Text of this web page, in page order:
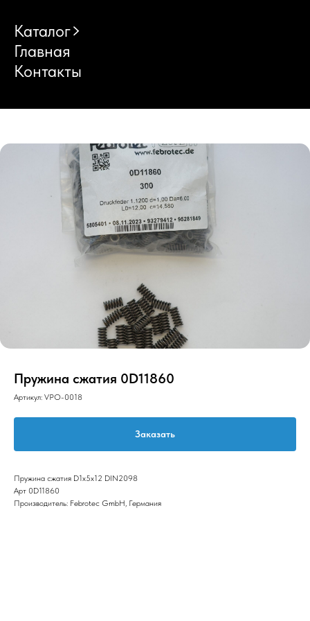
Каталог
Главная
Контакты
Пружина сжатия 0D11860
Артикул: VPO-0018
Заказать
Пружина сжатия D1x5x12 DIN2098
Арт 0D11860
Производитель: Febrotec GmbH, Германия